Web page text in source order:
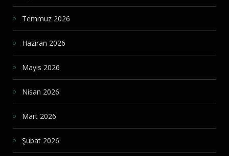
Temmuz 2026
Haziran 2026
Mayıs 2026
Nisan 2026
Mart 2026
Şubat 2026